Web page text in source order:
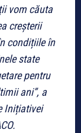
vom căuta
creșterii
condițiile în
state
pentru
ani”, a
Inițiativei